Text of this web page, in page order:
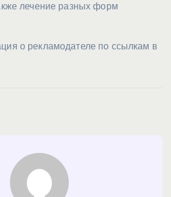
лечение разных форм
о рекламодателе по ссылкам в